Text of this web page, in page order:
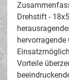
Drehstift -
Vorteile